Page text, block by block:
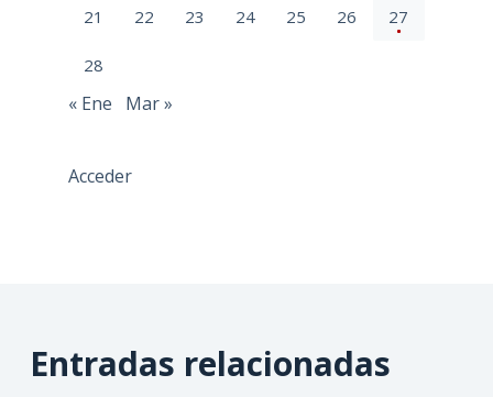
21 22 23 24 25 26 27
28
« Ene Mar »
Acceder
Entradas relacionadas